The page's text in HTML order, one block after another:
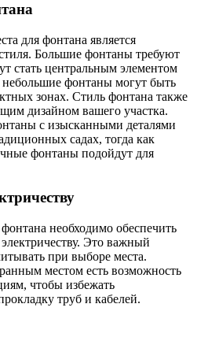
для фонтана является
Большие фонтаны требуют
стать центральным элементом
небольшие фонтаны могут быть
зонах. Стиль фонтана также
дизайном вашего участка.
с изысканными деталями
садах, тогда как
фонтаны подойдут для
необходимо обеспечить
Это важный
при выборе места.
местом есть возможность
чтобы избежать
труб и кабелей.